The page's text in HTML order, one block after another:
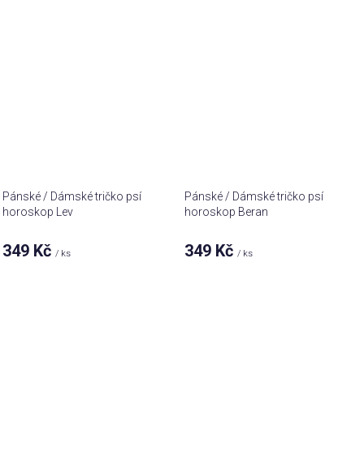
Pánské / Dámské tričko psí
horoskop Lev
349 Kč/ ks
Pánské / Dámské tričko psí
horoskop Beran
349 Kč/ ks